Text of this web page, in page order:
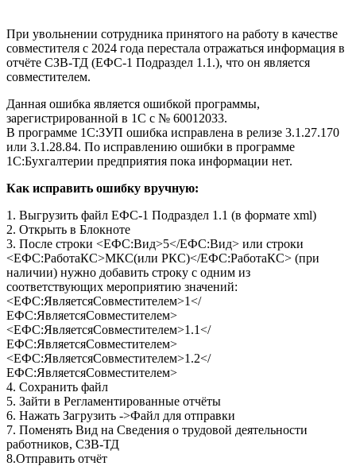
При увольнении сотрудника принятого на работу в качестве
совместителя с 2024 года перестала отражаться информация в
отчёте СЗВ-ТД (ЕФС-1 Подраздел 1.1.), что он является
совместителем.
Данная ошибка является ошибкой программы,
зарегистрированной в 1С с № 60012033.
В программе 1С:ЗУП ошибка исправлена в релизе 3.1.27.170
или 3.1.28.84. По исправлению ошибки в программе
1С:Бухгалтерии предприятия пока информации нет.
Как исправить ошибку вручную:
1. Выгрузить файл ЕФС-1 Подраздел 1.1 (в формате xml)
2. Открыть в Блокноте
3. После строки <ЕФС:Вид>5</ЕФС:Вид> или строки
<ЕФС:РаботаКС>МКС(или РКС)</ЕФС:РаботаКС> (при
наличии) нужно добавить строку с одним из
соответствующих мероприятию значений:
<ЕФС:ЯвляетсяСовместителем>1</
ЕФС:ЯвляетсяСовместителем>
<ЕФС:ЯвляетсяСовместителем>1.1</
ЕФС:ЯвляетсяСовместителем>
<ЕФС:ЯвляетсяСовместителем>1.2</
ЕФС:ЯвляетсяСовместителем>
4. Сохранить файл
5. Зайти в Регламентированные отчёты
6. Нажать Загрузить ->Файл для отправки
7. Поменять Вид на Сведения о трудовой деятельности
работников, СЗВ-ТД
8.Отправить отчёт